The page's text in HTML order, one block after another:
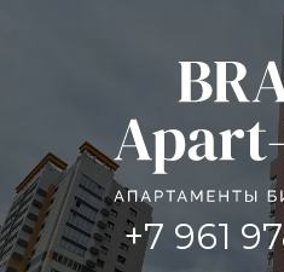
+7 961